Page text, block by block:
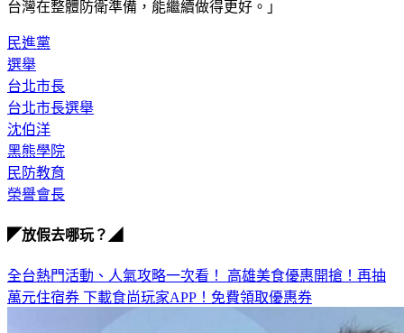
台灣在整體防衛準備，能繼續做得更好。」
民進黨
選舉
台北市長
台北市長選舉
沈伯洋
黑熊學院
民防教育
榮譽會長
◤放假去哪玩？◢
全台熱門活動、人氣攻略一次看！ 高雄美食優惠開搶！再抽
萬元住宿券 下載食尚玩家APP！免費領取優惠券